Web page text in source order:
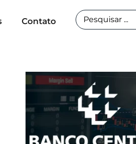
Contato